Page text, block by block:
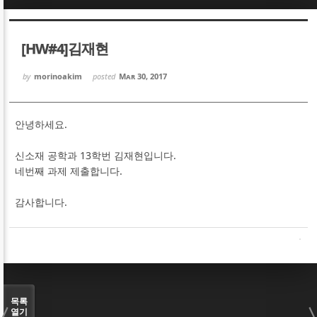
[HW#4]김재현
by morinoakim posted Mar 30, 2017
안녕하세요.
신소재 공학과 13학번 김재현입니다.
네번째 과제 제출합니다.
감사합니다.
목록
열기
Sketchbook5, 스케치북5
Sketchbook5, 스케치북5
Sketchbook5, 스케치북5
Sketchbook5, 스케치북5